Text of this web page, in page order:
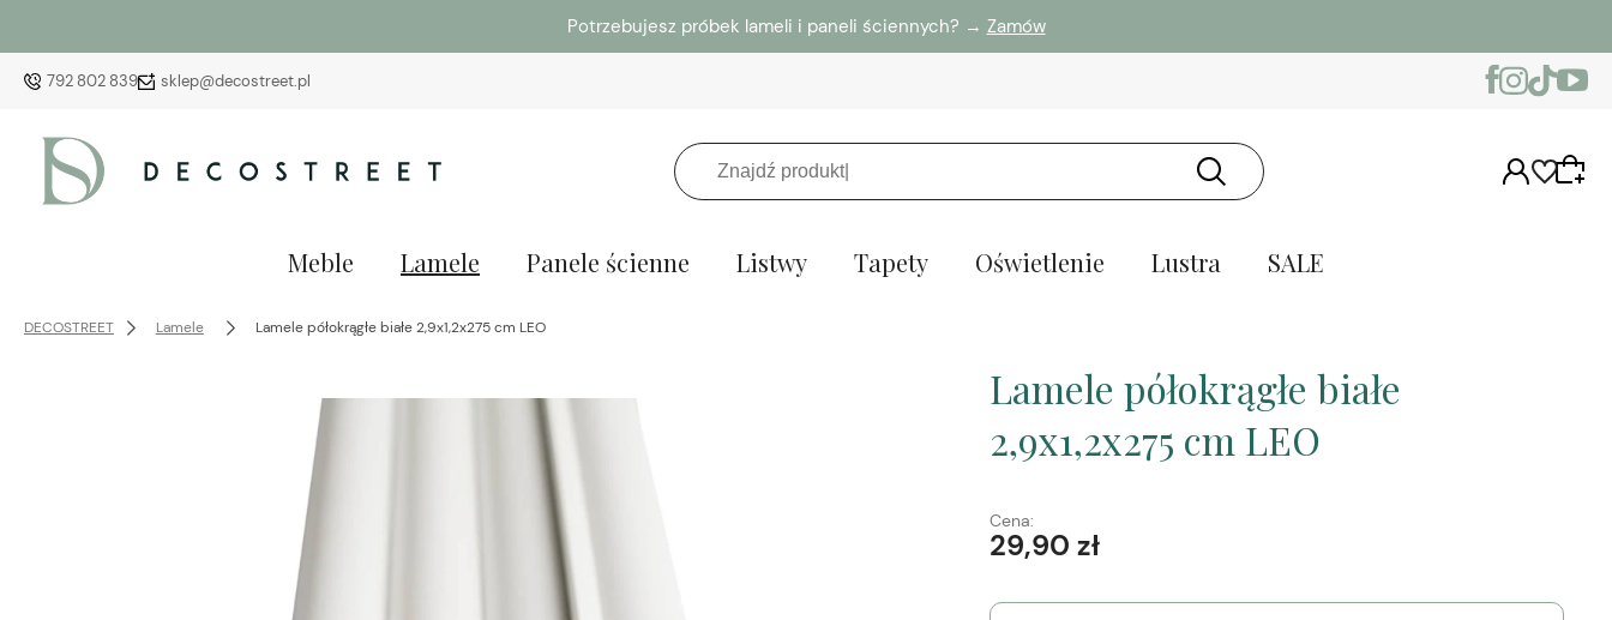
Potrzebujesz próbek lameli i paneli ściennych? → Zamów
792 802 839 sklep@decostreet.pl
Meble Lamele Panele ścienne Listwy Tapety Oświetlenie Lustra SALE
DECOSTREET Lamele Lamele półokrągłe białe 2,9x1,2x275 cm LEO
Lamele półokrągłe białe
2,9x1,2x275 cm LEO
Cena:
29,90 zł